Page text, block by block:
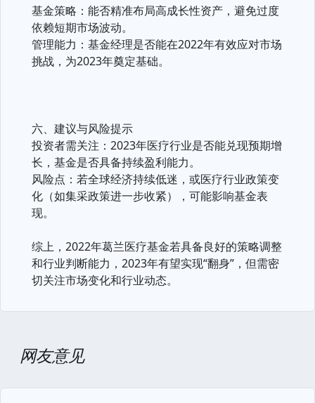
基金策略：能否精准布局高成长性资产，避免过度
依赖短期市场波动。
管理能力：基金经理是否能在2022年有效应对市场
挑战，为2023年奠定基础。
六、建议与风险提示
投资者需关注：2023年医疗行业是否能兑现预期增
长，基金是否具备持续盈利能力。
风险点：若全球经济持续低迷，或医疗行业政策变
化（如集采政策进一步收紧），可能影响基金表
现。
综上，2022年葛兰医疗基金若具备良好的策略调整
和行业判断能力，2023年有望实现“翻身”，但需密
切关注市场变化和行业动态。
网友意见